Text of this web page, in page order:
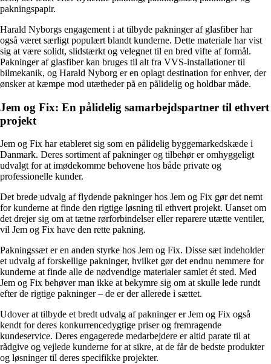
pakningspapir.
Harald Nyborgs engagement i at tilbyde pakninger af glasfiber har
også været særligt populært blandt kunderne. Dette materiale har vist
sig at være solidt, slidstærkt og velegnet til en bred vifte af formål.
Pakninger af glasfiber kan bruges til alt fra VVS-installationer til
bilmekanik, og Harald Nyborg er en oplagt destination for enhver, der
ønsker at kæmpe mod utætheder på en pålidelig og holdbar måde.
Jem og Fix: En pålidelig samarbejdspartner til ethvert
projekt
Jem og Fix har etableret sig som en pålidelig byggemarkedskæde i
Danmark. Deres sortiment af pakninger og tilbehør er omhyggeligt
udvalgt for at imødekomme behovene hos både private og
professionelle kunder.
Det brede udvalg af flydende pakninger hos Jem og Fix gør det nemt
for kunderne at finde den rigtige løsning til ethvert projekt. Uanset om
det drejer sig om at tætne rørforbindelser eller reparere utætte ventiler,
vil Jem og Fix have den rette pakning.
Pakningssæt er en anden styrke hos Jem og Fix. Disse sæt indeholder
et udvalg af forskellige pakninger, hvilket gør det endnu nemmere for
kunderne at finde alle de nødvendige materialer samlet ét sted. Med
Jem og Fix behøver man ikke at bekymre sig om at skulle lede rundt
efter de rigtige pakninger – de er der allerede i sættet.
Udover at tilbyde et bredt udvalg af pakninger er Jem og Fix også
kendt for deres konkurrencedygtige priser og fremragende
kundeservice. Deres engagerede medarbejdere er altid parate til at
rådgive og vejlede kunderne for at sikre, at de får de bedste produkter
og løsninger til deres specifikke projekter.